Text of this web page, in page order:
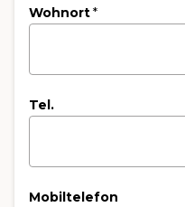
Wohnort*
Tel.
Mobiltelefon